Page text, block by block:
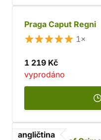
Praga Caput Regni
1×
1 219 Kč
vyprodáno
angličtina